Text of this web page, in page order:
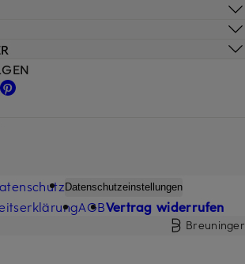
Datenschutzeinstellungen
AGBVertrag widerrufen
Breuninger